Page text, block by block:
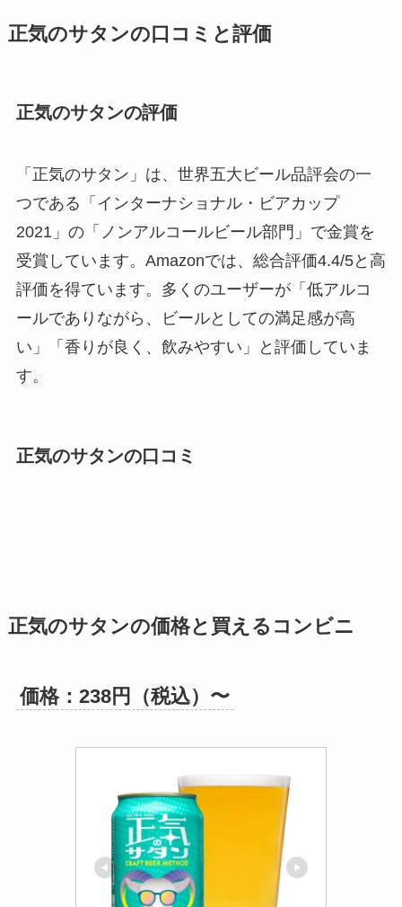
正気のサタンの 口コミと評価
正気のサタンの評価
「正気のサタン」は、世界五大ビール品評会の一
つである「インターナショナル・ビアカップ
2021」の「ノンアルコールビール部門」で金賞を
受賞しています。Amazonでは、総合評価4.4/5と高
評価を得ています。多くのユーザーが「低アルコ
ールでありながら、ビールとしての満足感が高
い」「香りが良く、飲みやすい」と評価していま
す。
正気のサタンの口コミ
正気のサタンの価格と買えるコンビニ
価格：238円（税込）〜